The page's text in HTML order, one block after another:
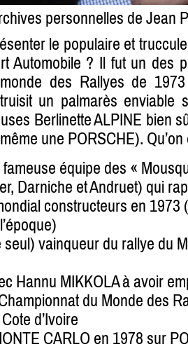
personnelles de Jean
le populaire et
Automobile ? Il fut un des
des Rallyes de
un palmarès enviable
Berlinette ALPINE bien
une PORSCHE).
équipe des «
Darniche et Andruet) qui
constructeurs en 1973
seul) vainqueur du rallye du
Hannu MIKKOLA à avoir
du Monde des
d’Ivoire
CARLO en 1978 sur